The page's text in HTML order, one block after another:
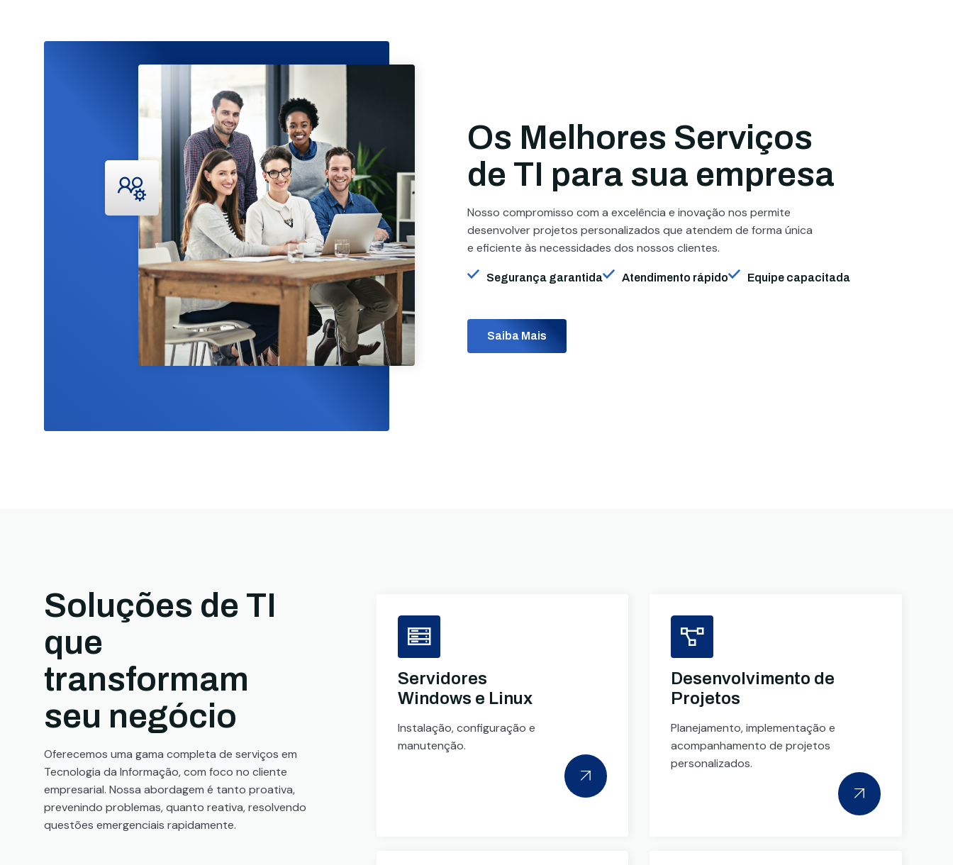
Os Melhores Serviços
de TI para sua empresa
Nosso compromisso com a excelência e inovação nos permite
desenvolver projetos personalizados que atendem de forma única
e eficiente às necessidades dos nossos clientes.
Segurança garantida Atendimento rápido Equipe capacitada
Saiba Mais
Soluções de TI
que
transformam
seu negócio
Oferecemos uma gama completa de serviços em
Tecnologia da Informação, com foco no cliente
empresarial. Nossa abordagem é tanto proativa,
prevenindo problemas, quanto reativa, resolvendo
questões emergenciais rapidamente.
Servidores
Windows e Linux
Instalação, configuração e
manutenção.
Desenvolvimento de
Projetos
Planejamento, implementação e
acompanhamento de projetos
personalizados.